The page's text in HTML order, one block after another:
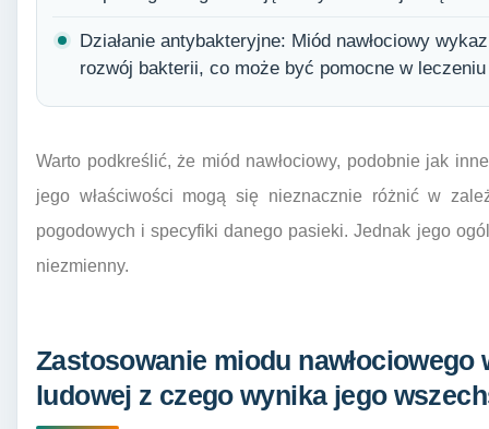
Działanie antybakteryjne: Miód nawłociowy
rozwój bakterii, co może być pomocne w
Warto podkreślić, że miód nawłociowy, podobnie jak
jego właściwości mogą się nieznacznie różnić w
pogodowych i specyfiki danego pasieki. Jednak jego
niezmienny.
Zastosowanie miodu
ludowej z czego wynika jego